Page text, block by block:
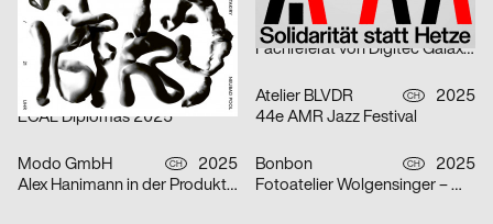
Audretsch Massimiliano D
2025
BEYOND
Kerschbaum Philip, Fawad Qadire CH
2025
Fachreferat von Digitec Galaxus „Fast alles für fast jede*n“
Benoît Brun CH
2025
ECAL Diplomas 2025
Atelier BLVDR CH
2025
44e AMR Jazz Festival
Modo GmbH CH
2025
Alex Hanimann in der Produktionshalle von Tobias Lenggenhager
Bonbon CH
2025
Fotoatelier Wolgensinger – Mit vier Augen